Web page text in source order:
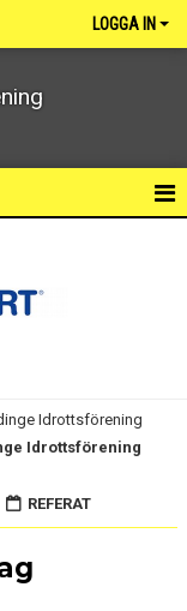
LOGGA IN
Idrottsförening
REFERAT